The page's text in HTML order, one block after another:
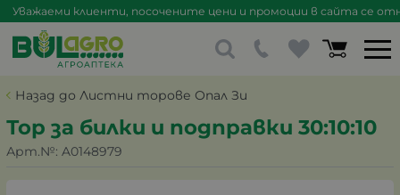
Уважаеми клиенти, посочените цени и промоции в сайта се
Назад до Листни торове Опал Зи
Тор за билки и подправки 30:10:10
Арт.№: A0148979